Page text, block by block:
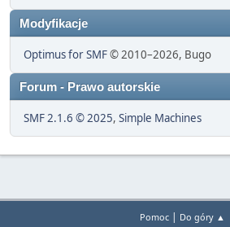
Modyfikacje
Optimus for SMF© 2010–2026, Bugo
Forum - Prawo autorskie
SMF 2.1.6 © 2025, Simple Machines
Pomoc| Do góry ▲